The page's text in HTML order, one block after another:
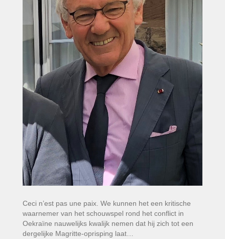
Ceci n’est pas une paix. We kunnen het een kritische
waarnemer van het schouwspel rond het conflict in
Oekraïne nauwelijks kwalijk nemen dat hij zich tot een
dergelijke Magritte-oprisping laat…